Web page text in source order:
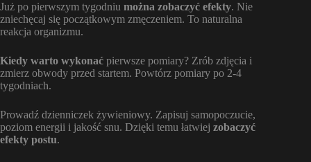
Już po pierwszym tygodniu można zobaczyć efekty. Nie
zniechęcaj się początkowym zmęczeniem. To naturalna
reakcja organizmu.
Kiedy warto wykonać pierwsze pomiary? Zrób zdjęcia i
zmierz obwody przed startem. Powtórz pomiary po 2-4
tygodniach.
Prowadź dzienniczek żywieniowy. Zapisuj samopoczucie,
poziom energii i jakość snu. Dzięki temu łatwiej zobaczyć
efekty postu.